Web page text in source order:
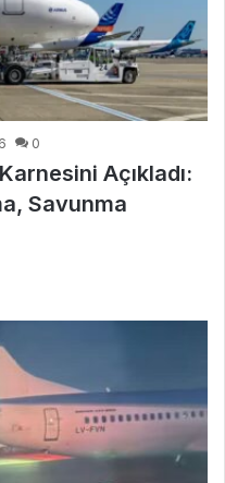
0
Açıkladı:
Savunma